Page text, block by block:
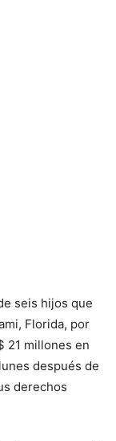
seis hijos que
Florida, por
21 millones en
después de
derechos